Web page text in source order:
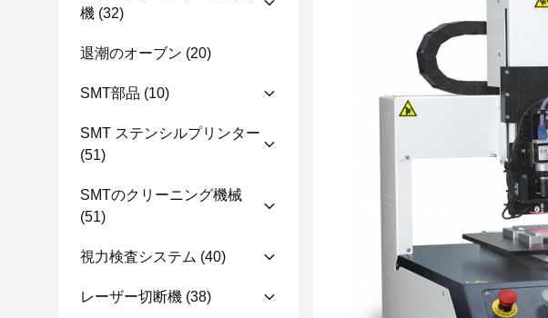
機 (32)
退潮のオーブン (20)
SMT部品 (10)
SMT ステンシルプリンター
(51)
SMTのクリーニング機械
(51)
視力検査システム (40)
レーザー切断機 (38)